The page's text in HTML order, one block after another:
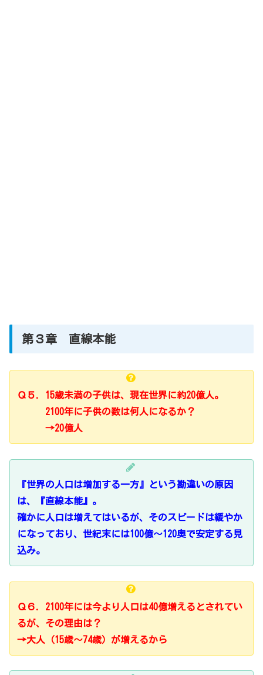
第３章 直線本能
Ｑ５．15歳未満の子供は、現在世界に約20億人。
2100年に子供の数は何人になるか？
→20億人
『世界の人口は増加する一方』という勘違いの原因
は、『直線本能』。
確かに人口は増えてはいるが、そのスピードは緩やか
になっており、世紀末には100億～120奥で安定する見
込み。
Ｑ６．2100年には今より人口は40億増えるとされてい
るが、その理由は？
→大人（15歳～74歳）が増えるから